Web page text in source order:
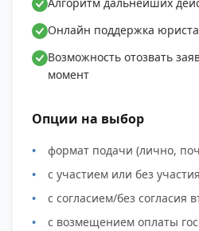
Онлайн поддержка юриста
Возможность отозвать
момент
Опции на выбор
формат подачи (лично,
с участием или без
с согласием/без согласия
с возмещением оплаты